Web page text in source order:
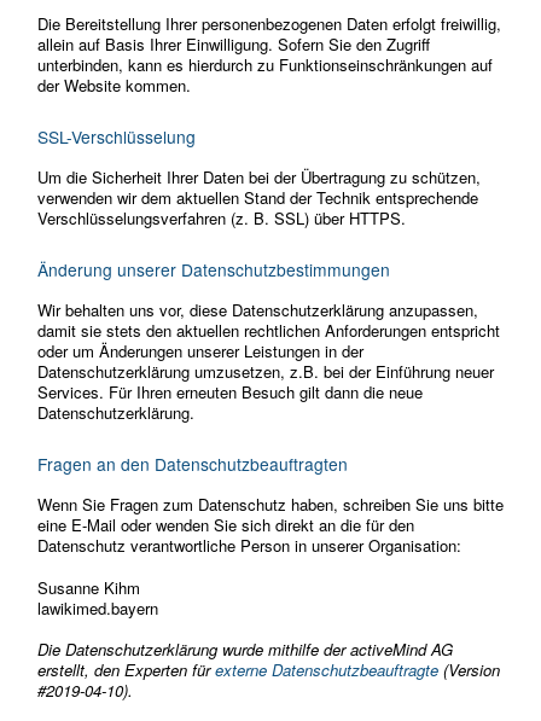
Die Bereitstellung Ihrer personenbezogenen Daten erfolgt freiwillig,
allein auf Basis Ihrer Einwilligung. Sofern Sie den Zugriff
unterbinden, kann es hierdurch zu Funktionseinschränkungen auf
der Website kommen.
SSL-Verschlüsselung
Um die Sicherheit Ihrer Daten bei der Übertragung zu schützen,
verwenden wir dem aktuellen Stand der Technik entsprechende
Verschlüsselungsverfahren (z. B. SSL) über HTTPS.
Änderung unserer Datenschutzbestimmungen
Wir behalten uns vor, diese Datenschutzerklärung anzupassen,
damit sie stets den aktuellen rechtlichen Anforderungen entspricht
oder um Änderungen unserer Leistungen in der
Datenschutzerklärung umzusetzen, z.B. bei der Einführung neuer
Services. Für Ihren erneuten Besuch gilt dann die neue
Datenschutzerklärung.
Fragen an den Datenschutzbeauftragten
Wenn Sie Fragen zum Datenschutz haben, schreiben Sie uns bitte
eine E-Mail oder wenden Sie sich direkt an die für den
Datenschutz verantwortliche Person in unserer Organisation:
Susanne Kihm
lawikimed.bayern
Die Datenschutzerklärung wurde mithilfe der activeMind AG
erstellt, den Experten fürexterne Datenschutzbeauftragte(Version
#2019-04-10).